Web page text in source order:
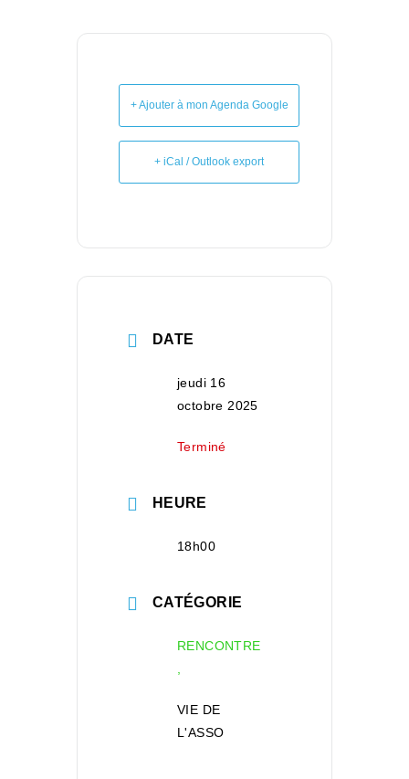
+ Ajouter à mon Agenda Google
+ iCal / Outlook export
DATE
jeudi 16
octobre 2025
Terminé
HEURE
18h00
CATÉGORIE
RENCONTRE
VIE DE
L'ASSO